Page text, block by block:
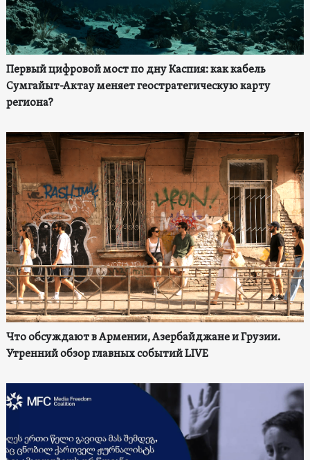
Первый цифровой мост по дну Каспия: как кабель
Сумгайыт-Актау меняет геостратегическую карту
региона?
Что обсуждают в Армении, Азербайджане и Грузии.
Утренний обзор главных событий LIVE